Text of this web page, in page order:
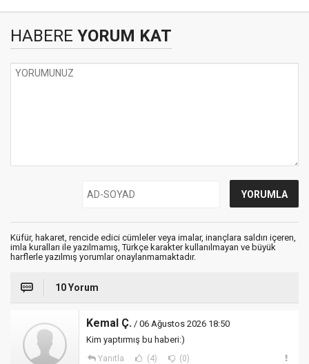
HABERE YORUM KAT
Küfür, hakaret, rencide edici cümleler veya imalar, inançlara saldırı içeren,
imla kuralları ile yazılmamış, Türkçe karakter kullanılmayan ve büyük
harflerle yazılmış yorumlar onaylanmamaktadır.
10 Yorum
Kemal Ç. / 06 Ağustos 2026 18:50
Kim yaptırmış bu haberi:)
Yanıtla (4) (0)